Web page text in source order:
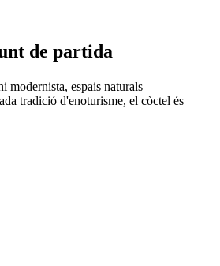
de partida
modernista, espais naturals
tradició d'enoturisme, el còctel és